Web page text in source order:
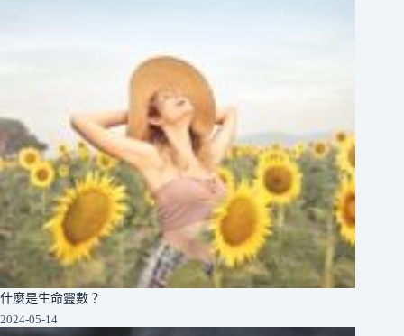
什麼是生命靈數？
2024-05-14